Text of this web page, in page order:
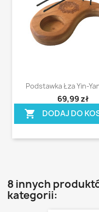
Podstawka Łza Yin-
69,99 zł
shopping_cart DODAJ DO
8 innych
kategorii: